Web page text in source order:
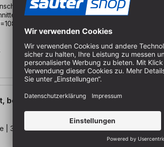
- für Holz, Alu &
- extra feine Schnittgüte |
TFF-P
beschichtete Platten
| 350 x 3,5/2,5 x 30mm,